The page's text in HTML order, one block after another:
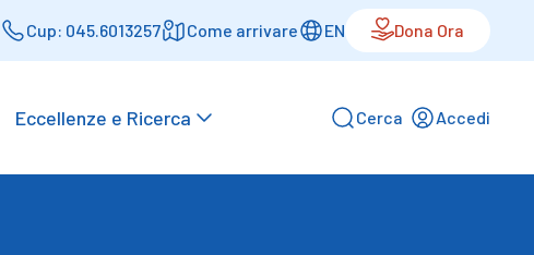
Cup: 045.6013257 Come arrivare EN Dona Ora
Eccellenze e Ricerca Cerca Accedi